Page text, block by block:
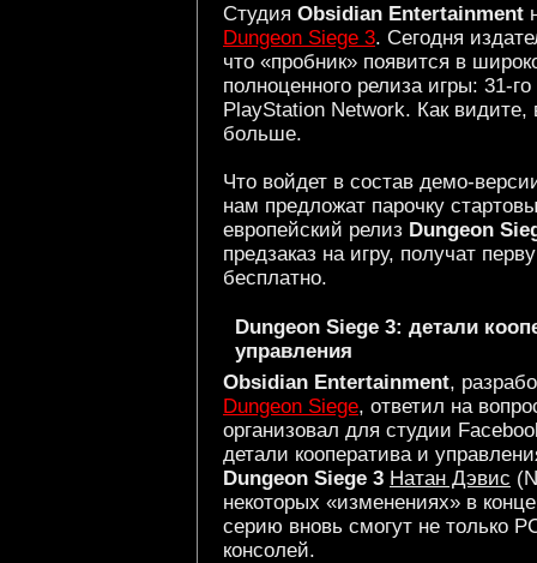
Студия Obsidian Entertainment
Dungeon Siege 3. Сегодня
что «пробник» появится в
полноценного релиза игры: 31-
PlayStation Network. Как
больше.
Что войдет в состав демо-
нам предложат парочку
европейский релиз Dungeon
предзаказ на игру, получат
бесплатно.
Dungeon Siege 3: детали
управления
Obsidian Entertainment,
Dungeon Siege, ответил на
организовал для студии
детали кооператива и
Dungeon Siege 3 Натан Дэвис
некоторых «изменениях» в
серию вновь смогут не только
консолей.